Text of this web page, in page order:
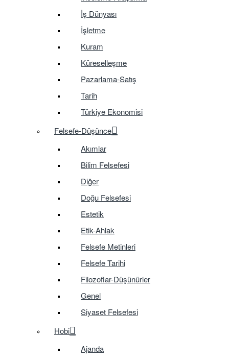
İş Dünyası
İşletme
Kuram
Küreselleşme
Pazarlama-Satış
Tarih
Türkiye Ekonomisi
Felsefe-Düşünce
Akımlar
Bilim Felsefesi
Diğer
Doğu Felsefesi
Estetik
Etik-Ahlak
Felsefe Metinleri
Felsefe Tarihi
Filozoflar-Düşünürler
Genel
Siyaset Felsefesi
Hobi
Ajanda